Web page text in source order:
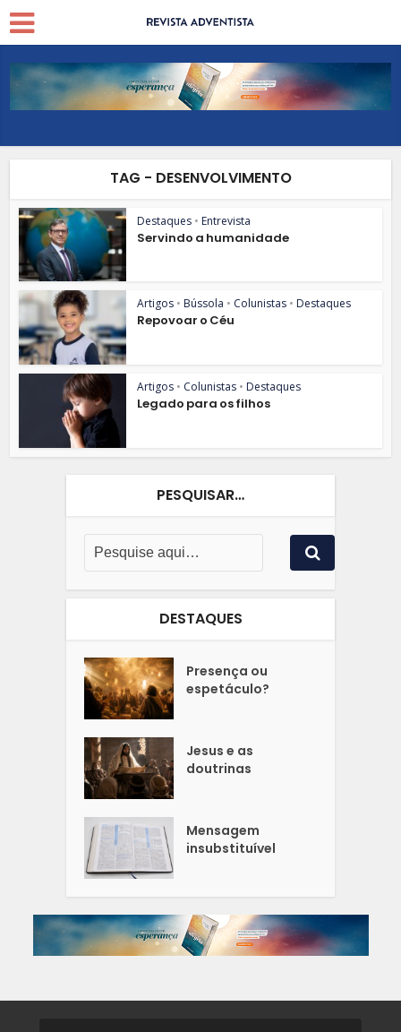
TAG - DESENVOLVIMENTO
Destaques • Entrevista
Servindo a humanidade
Artigos • Bússola • Colunistas • Destaques
Repovoar o Céu
Artigos • Colunistas • Destaques
Legado para os filhos
PESQUISAR…
DESTAQUES
Presença ou
espetáculo?
Jesus e as
doutrinas
Mensagem
insubstituível